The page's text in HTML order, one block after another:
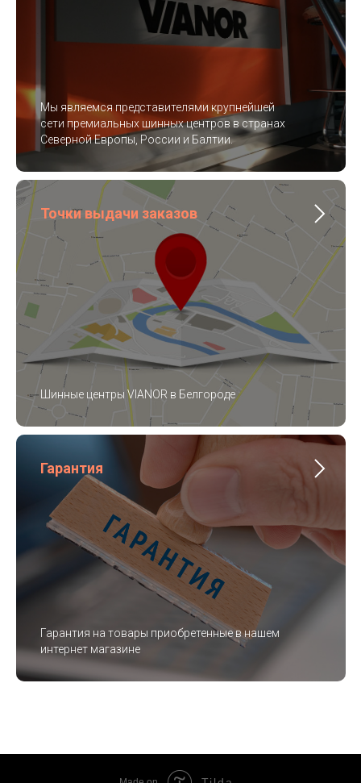
Мы являемся представителями крупнейшей
сети премиальных шинных центров в странах
Северной Европы, России и Балтии.
Точки выдачи заказов
Шинные центры VIANOR в Белгороде
Гарантия
Гарантия на товары приобретенные в нашем
интернет магазине